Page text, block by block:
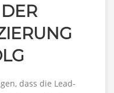
dass die Lead-